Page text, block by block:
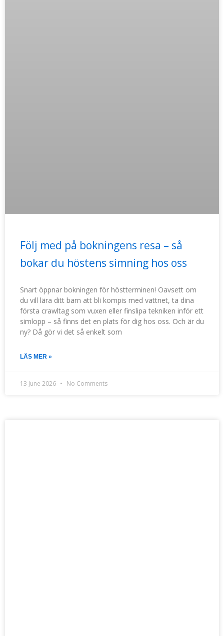
Följ med på bokningens resa – så
bokar du höstens simning hos oss
Snart öppnar bokningen för höstterminen! Oavsett om
du vill lära ditt barn att bli kompis med vattnet, ta dina
första crawltag som vuxen eller finslipa tekniken inför ett
simlopp – så finns det en plats för dig hos oss. Och är du
ny? Då gör vi det så enkelt som
LÄS MER »
13 June 2026 No Comments